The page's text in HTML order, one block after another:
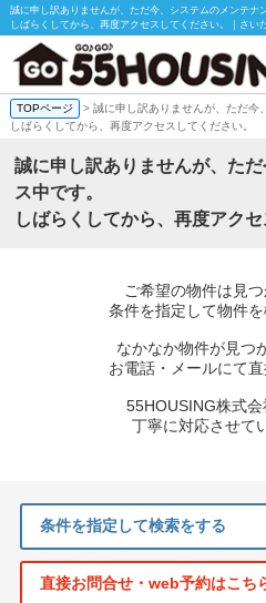
誠に申し訳ありませんが、ただ今、システムのメンテナ
しばらくしてから、再度アクセスしてください。｜さいたま市・上尾市・周辺エリ
TOPページ
> 誠に申し訳ありませんが、ただ今
しばらくしてから、再度アクセスしてください。
誠に申し訳ありませんが、た
ス中です。
しばらくしてから、再度アクセ
ご希望の物件は見
条件を指定して物件を
なかなか物件が見つ
お電話・メールにて直
55HOUSING株式
丁寧に対応させて
条件を指定して検索をする
直接お問合せ・web予約はこち